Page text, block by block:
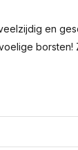
en
borsten!